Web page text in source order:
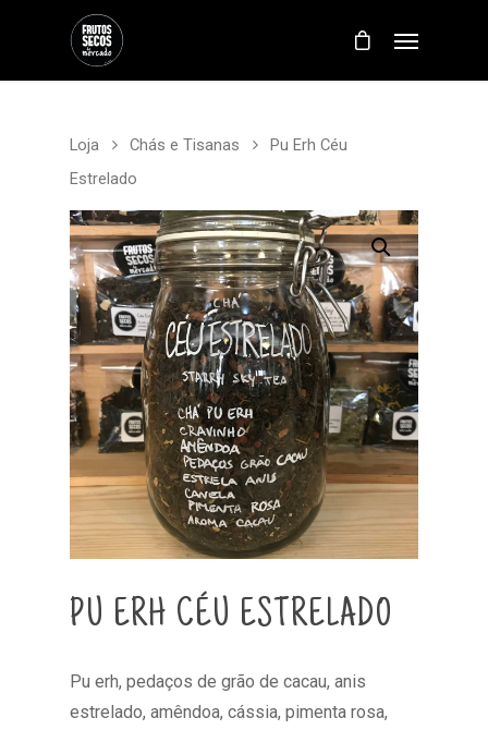
Loja Chás e Tisanas
Pu Erh Céu
Estrelado
PU ERH CÉU ESTRELADO
Pu erh, pedaços de grão de cacau, anis
estrelado, amêndoa, cássia, pimenta rosa,